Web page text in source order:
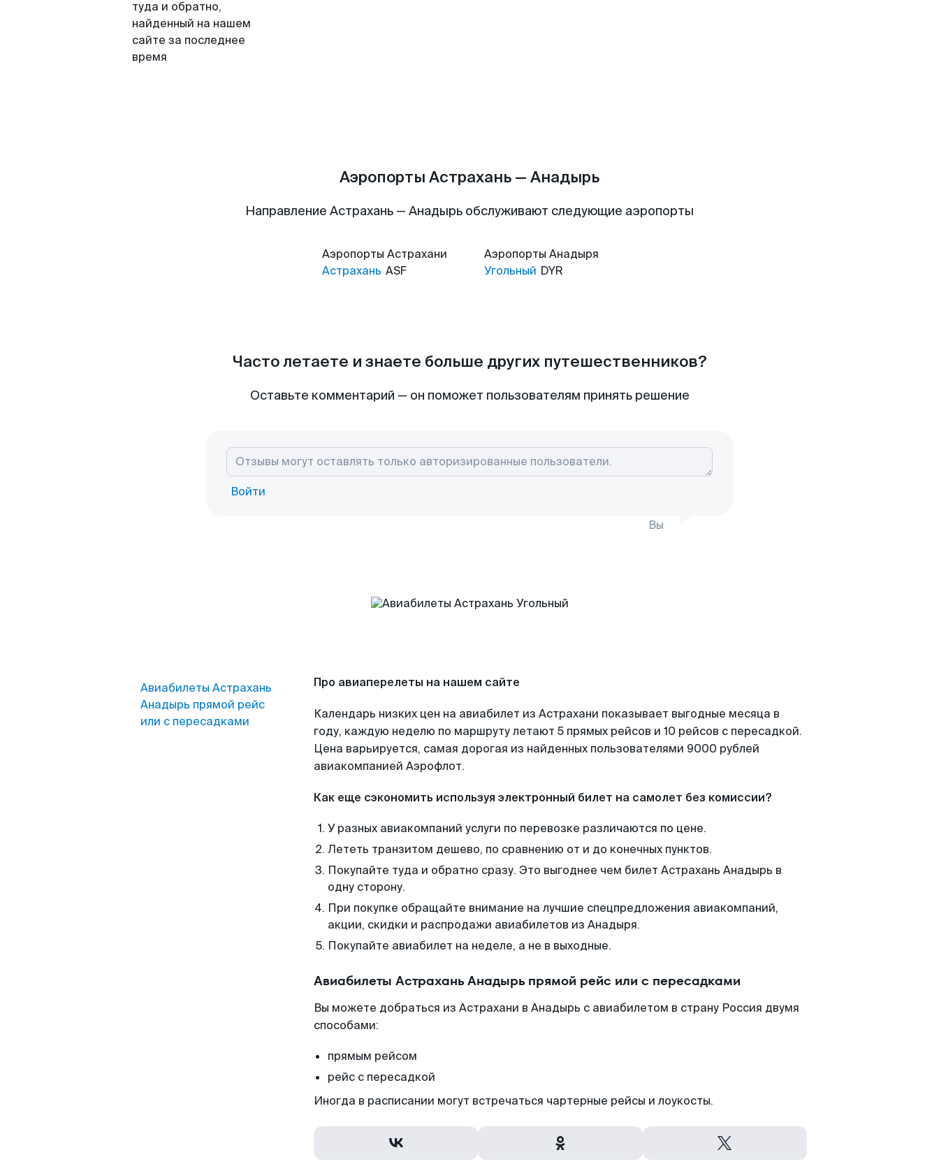
туда и обратно,
найденный на нашем
сайте за последнее
время
Аэропорты Астрахань — Анадырь
Направление Астрахань — Анадырь обслуживают следующие аэропорты
Аэропорты Астрахани
Астрахань ASF
Аэропорты Анадыря
Угольный DYR
Часто летаете и знаете больше других путешественников?
Оставьте комментарий — он поможет пользователям принять решение
Войти
Вы
Авиабилеты Астрахань
Анадырь прямой рейс
или с пересадками
Про авиаперелеты на нашем сайте
Календарь низких цен на авиабилет из Астрахани показывает выгодные месяца в
году, каждую неделю по маршруту летают 5 прямых рейсов и 10 рейсов с пересадкой.
Цена варьируется, самая дорогая из найденных пользователями 9000 рублей
авиакомпанией Аэрофлот.
Как еще сэкономить используя электронный билет на самолет без комиссии?
У разных авиакомпаний услуги по перевозке различаются по цене.
Лететь транзитом дешево, по сравнению от и до конечных пунктов.
Покупайте туда и обратно сразу. Это выгоднее чем билет Астрахань Анадырь в
одну сторону.
При покупке обращайте внимание на лучшие спецпредложения авиакомпаний,
акции, скидки и распродажи авиабилетов из Анадыря.
Покупайте авиабилет на неделе, а не в выходные.
Авиабилеты Астрахань Анадырь прямой рейс или с пересадками
Вы можете добраться из Астрахани в Анадырь с авиабилетом в страну Россия двумя
способами:
прямым рейсом
рейс с пересадкой
Иногда в расписании могут встречаться чартерные рейсы и лоукосты.